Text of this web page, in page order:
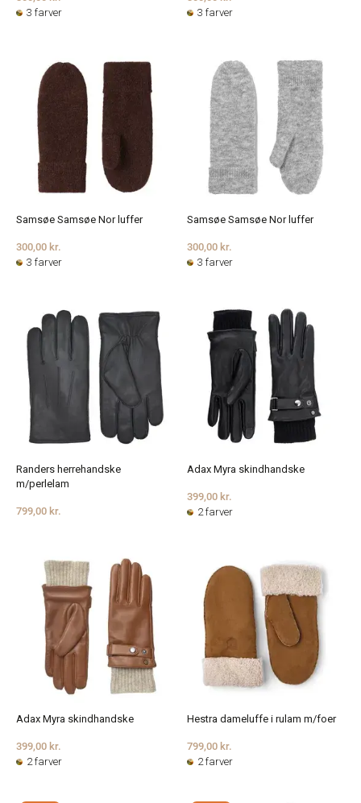
3 farver 3 farver
Samsøe Samsøe Nor luffer
300,00 kr.
3 farver
Samsøe Samsøe Nor luffer
300,00 kr.
3 farver
Randers herrehandske
m/perlelam
799,00 kr.
Adax Myra skindhandske
399,00 kr.
2 farver
Adax Myra skindhandske
399,00 kr.
2 farver
Hestra dameluffe i rulam m/foer
799,00 kr.
2 farver